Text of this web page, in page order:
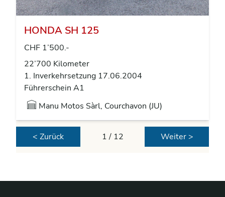
HONDA SH 125
CHF 1’500.-
22’700 Kilometer
1. Inverkehrsetzung 17.06.2004
Führerschein A1
Manu Motos Sàrl, Courchavon (JU)
< Zurück 1 / 12 Weiter >